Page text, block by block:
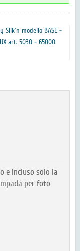
Silk'n modello BASE -
art. 5030 - 65000
e incluso solo la
per foto